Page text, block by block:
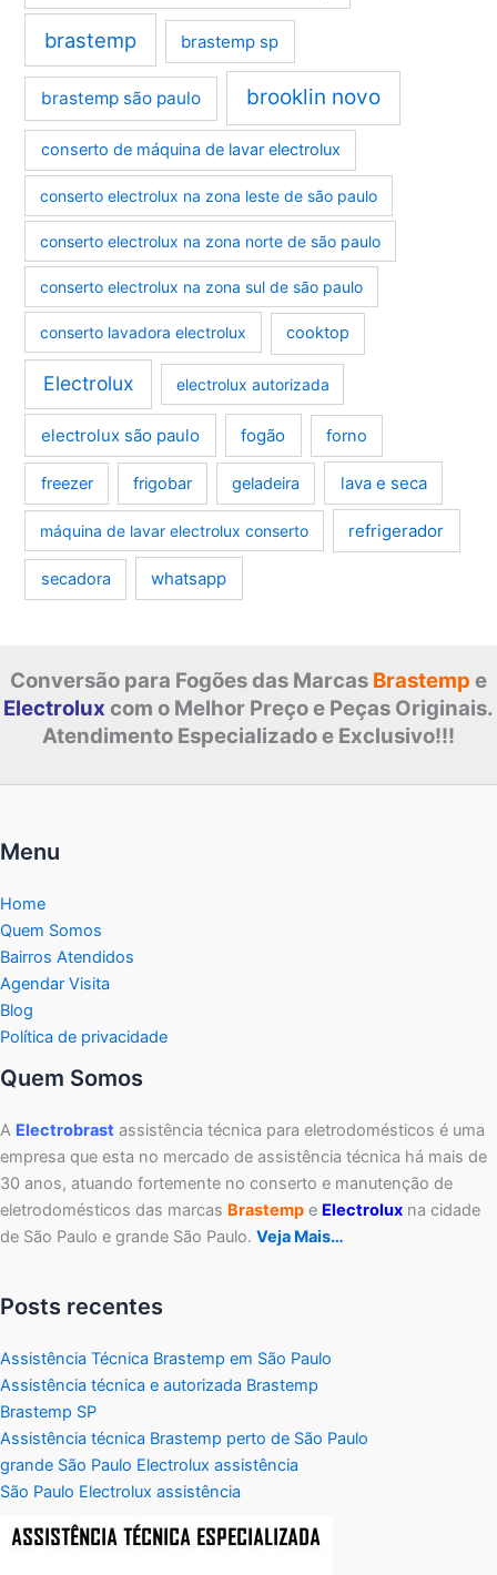
brastemp brastemp sp
brastemp são paulo brooklin novo
conserto de máquina de lavar electrolux
conserto electrolux na zona leste de são paulo
conserto electrolux na zona norte de são paulo
conserto electrolux na zona sul de são paulo
conserto lavadora electrolux cooktop
Electrolux electrolux autorizada
electrolux são paulo fogão forno
freezer frigobar geladeira lava e seca
máquina de lavar electrolux conserto refrigerador
secadora whatsapp
Conversão para Fogões das Marcas Brastemp e
Electrolux com o Melhor Preço e Peças Originais.
Atendimento Especializado e Exclusivo!!!
Menu
Home
Quem Somos
Bairros Atendidos
Agendar Visita
Blog
Política de privacidade
Quem Somos
A Electrobrast assistência técnica para eletrodomésticos é uma
empresa que esta no mercado de assistência técnica há mais de
30 anos, atuando fortemente no conserto e manutenção de
eletrodomésticos das marcas Brastemp e Electrolux na cidade
de São Paulo e grande São Paulo. Veja Mais…
Posts recentes
Assistência Técnica Brastemp em São Paulo
Assistência técnica e autorizada Brastemp
Brastemp SP
Assistência técnica Brastemp perto de São Paulo
grande São Paulo Electrolux assistência
São Paulo Electrolux assistência